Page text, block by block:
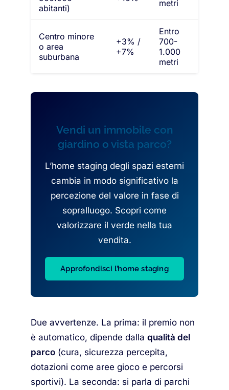
abitanti)
metri
Centro minore
o area
suburbana
+3% /
+7%
Entro
700-
1.000
metri
Vendi un immobile con
giardino o vista parco?
L’home staging degli spazi esterni
cambia in modo significativo la
percezione del valore in fase di
sopralluogo. Scopri come
valorizzare il verde nella tua
vendita.
Approfondisci l’home staging
Due avvertenze. La prima: il premio non
è automatico, dipende dalla qualità del
parco (cura, sicurezza percepita,
dotazioni come aree gioco e percorsi
sportivi). La seconda: si parla di parchi